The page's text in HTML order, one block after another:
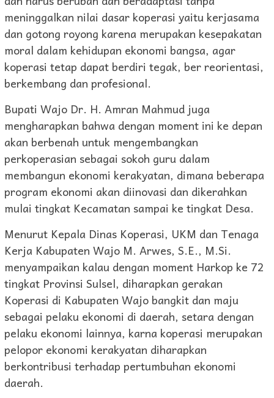
meninggalkan nilai dasar koperasi yaitu kerjasama
dan gotong royong karena merupakan kesepakatan
moral dalam kehidupan ekonomi bangsa, agar
koperasi tetap dapat berdiri tegak, ber reorientasi,
berkembang dan profesional.
Bupati Wajo Dr. H. Amran Mahmud juga
mengharapkan bahwa dengan moment ini ke depan
akan berbenah untuk mengembangkan
perkoperasian sebagai sokoh guru dalam
membangun ekonomi kerakyatan, dimana beberapa
program ekonomi akan diinovasi dan dikerahkan
mulai tingkat Kecamatan sampai ke tingkat Desa.
Menurut Kepala Dinas Koperasi, UKM dan Tenaga
Kerja Kabupaten Wajo M. Arwes, S.E., M.Si.
menyampaikan kalau dengan moment Harkop ke 72
tingkat Provinsi Sulsel, diharapkan gerakan
Koperasi di Kabupaten Wajo bangkit dan maju
sebagai pelaku ekonomi di daerah, setara dengan
pelaku ekonomi lainnya, karna koperasi merupakan
pelopor ekonomi kerakyatan diharapkan
berkontribusi terhadap pertumbuhan ekonomi
daerah.